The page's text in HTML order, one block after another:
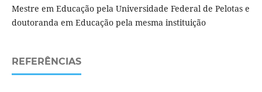
Mestre em Educação pela Universidade Federal de Pelotas e
doutoranda em Educação pela mesma instituição
REFERÊNCIAS